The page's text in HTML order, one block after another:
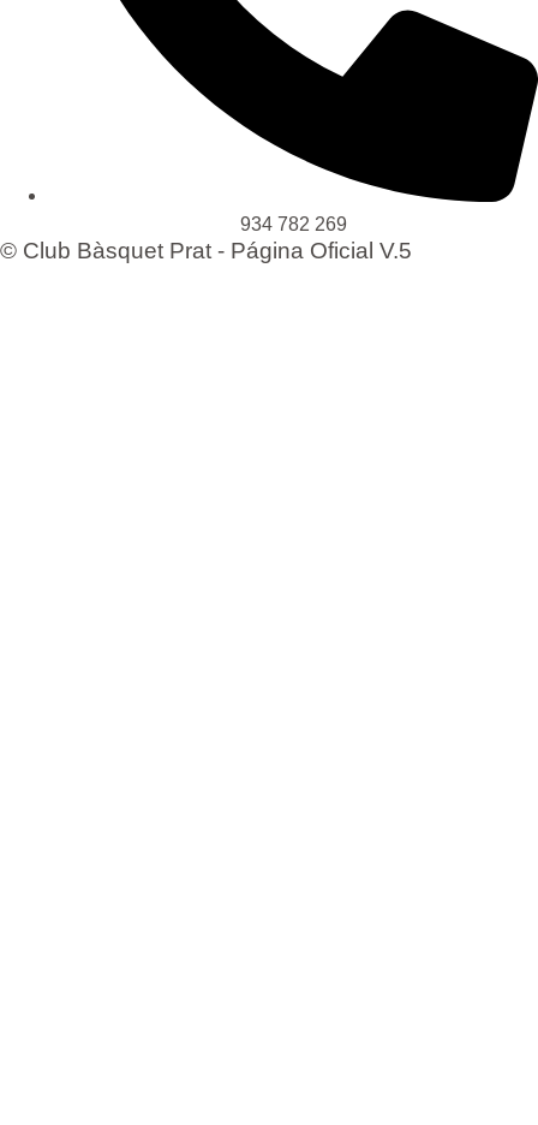
934 782 269
© Club Bàsquet Prat - Página Oficial V.5